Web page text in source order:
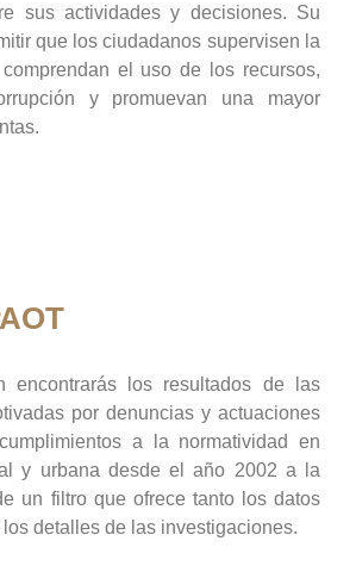
sus actividades y decisiones. Su
que los ciudadanos supervisen la
el uso de los recursos,
y promuevan una mayor
encontrarás los resultados de las
por denuncias y actuaciones
a la normatividad en
y urbana desde el año 2002 a la
un filtro que ofrece tanto los datos
detalles de las investigaciones.